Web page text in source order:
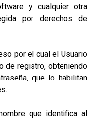
y cualquier otra
por derechos de
por el cual el Usuario
de registro, obteniendo
que lo habilitan
que identifica al